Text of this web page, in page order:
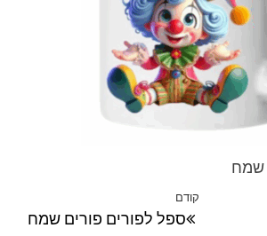
שמח
הפוסט
הקודם
קודם
ספל לפורים פורים שמח